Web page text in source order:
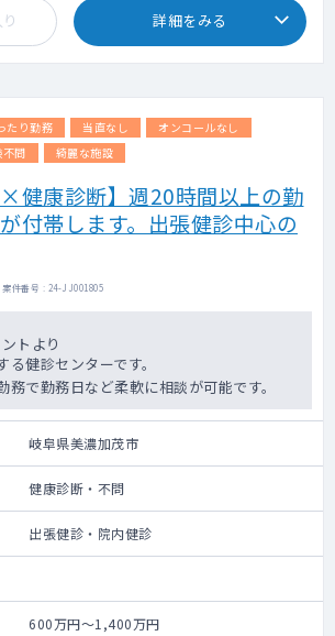
詳細をみる
たり勤務 当直なし
オンコールなし
問 綺麗な施設
×健康診断】週20時間以上の勤
付帯します。出張健診中心の
件番号 : 24-JJ001805
トより
健診センターです。
務で勤務日など柔軟に相談が可能です。
岐阜県美濃加茂市
健康診断・不問
出張健診・院内健診
600万円～1,400万円